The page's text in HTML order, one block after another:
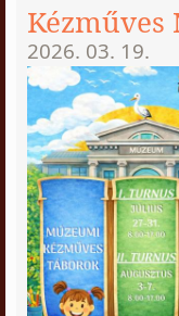
2026. 03. 19.